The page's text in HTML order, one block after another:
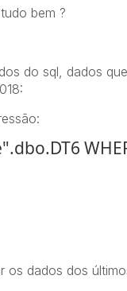
bem ?
do sql, dados
os dados dos